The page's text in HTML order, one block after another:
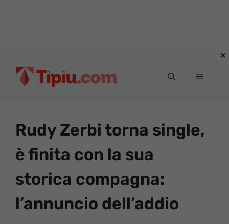
Menu
Rudy Zerbi torna single,
è finita con la sua
storica compagna:
l’annuncio dell’addio